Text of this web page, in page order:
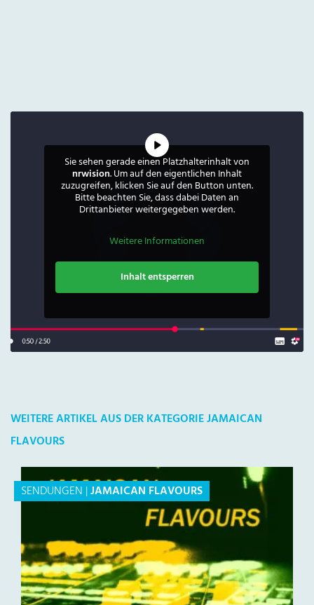
Sie sehen gerade einen Platzhalterinhalt von
nrwision. Um auf den eigentlichen Inhalt
zuzugreifen, klicken Sie auf den Button unten.
Bitte beachten Sie, dass dabei Daten an
Drittanbieter weitergegeben werden.
Weitere Informationen
Inhalt entsperren
WEITERE ARTIKEL AUS DER KATEGORIE JAMAICAN
FLAVOURS
SENDUNGEN |JAMAICAN FLAVOURS